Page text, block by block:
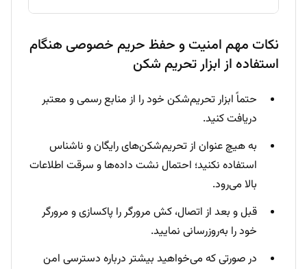
نکات مهم امنیت و حفظ حریم خصوصی هنگام
استفاده از ابزار تحریم شکن
حتماً ابزار تحریم‌شکن خود را از منابع رسمی و معتبر
دریافت کنید.
به هیچ عنوان از تحریم‌شکن‌های رایگان و ناشناس
استفاده نکنید؛ احتمال نشت داده‌ها و سرقت اطلاعات
بالا می‌رود.
قبل و بعد از اتصال، کش مرورگر را پاکسازی و مرورگر
خود را به‌روزرسانی نمایید.
در صورتی که می‌خواهید بیشتر درباره دسترسی امن